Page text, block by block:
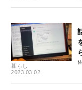
暮らし
2023.03.02